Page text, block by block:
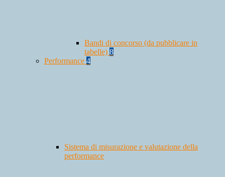
Bandi di concorso (da pubblicare in
tabelle) 8
Performance 4
Sistema di misurazione e valutazione della
performance